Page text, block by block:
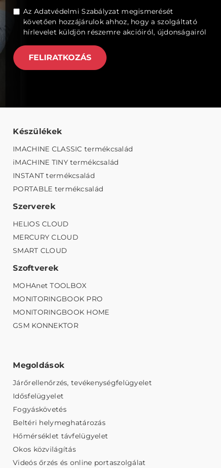
AzAdatvédelmi Szabályzat megismerését
követően hozzájárulok ahhoz, hogy a szolgáltató
hírlevelet küldjön részemre akcióiról, újdonságairól
FELIRATKOZÁS
Készülékek
IMACHINE CLASSIC termékcsalád
iMACHINE TINY termékcsalád
INSTANT termékcsalád
PORTABLE termékcsalád
Szerverek
HELIOS CLOUD
MERCURY CLOUD
SMART CLOUD
Szoftverek
MOHAnet TOOLBOX
MONITORINGBOOK PRO
MONITORINGBOOK HOME
GSM KONNEKTOR
Megoldások
Járőrellenőrzés, tevékenységfelügyelet
Idősfelügyelet
Fogyáskövetés
Beltéri helymeghatározás
Hőmérséklet távfelügyelet
Okos közvilágítás
Videós őrzés és online portaszolgálat